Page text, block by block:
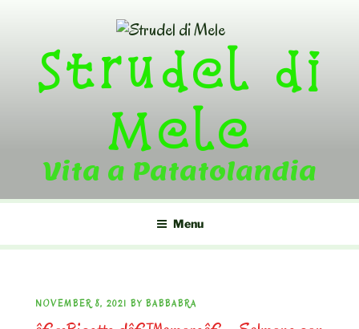
contentStrudel di
Mele
Vita a Patatolandia
Menu
POSTED
ON
NOVEMBER 8, 2021 BY BABBABRA